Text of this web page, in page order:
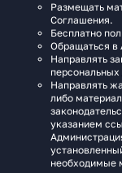
Размещать
Соглашения.
Бесплатно
Обращаться в
Направлять
Направлять
либо
указанием
необходимые